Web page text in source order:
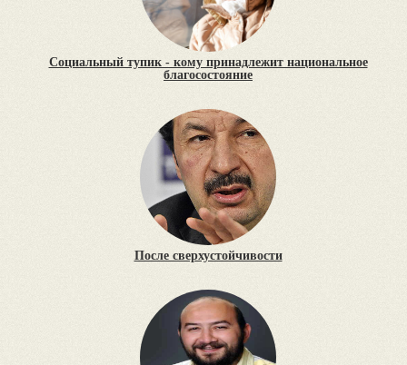
Социальный тупик - кому принадлежит национальное
благосостояние
После сверхустойчивости